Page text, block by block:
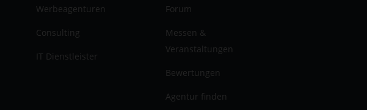
Werbeagenturen
Consulting
IT Dienstleister
Forum
Messen &
Veranstaltungen
Bewertungen
Agentur finden